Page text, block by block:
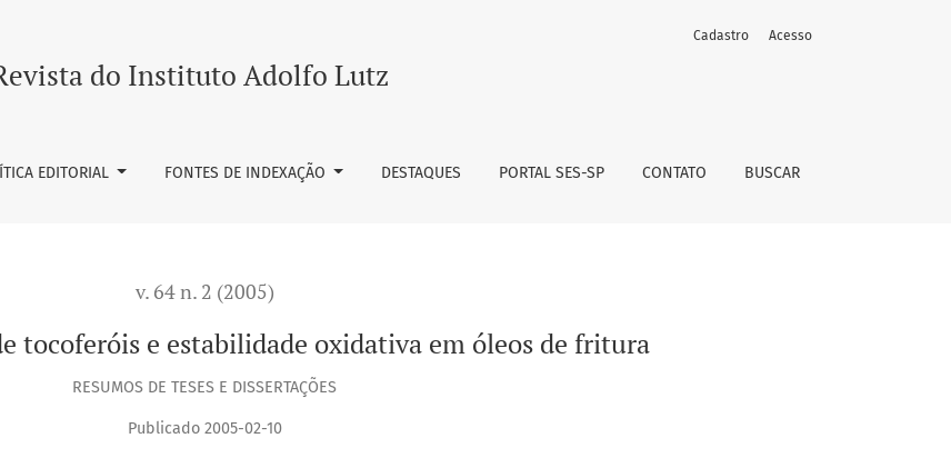
em óleos de fritura
do Instituto Adolfo Lutz
EDITORIAL FONTES DE INDEXAÇÃO DESTAQUES PORTAL SES-SP CONTATO BUSCAR
Cadastro Acesso
v. 64 n. 2 (2005)
tocoferóis e estabilidade oxidativa em óleos de fritura
RESUMOS DE TESES E DISSERTAÇÕES
Publicado 2005-02-10